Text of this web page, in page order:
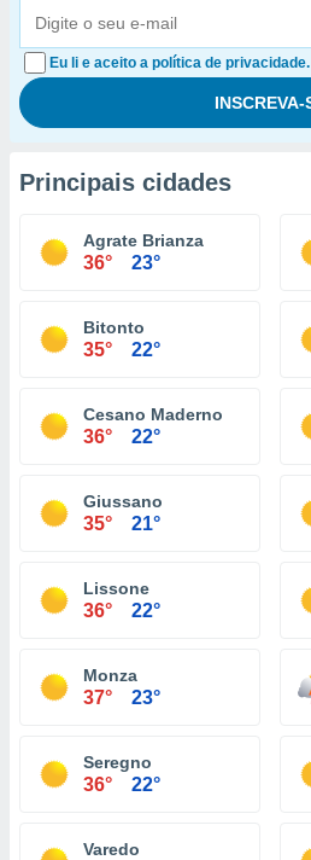
Eu li e aceito a política de privacidade.
Principais cidades
Agrate Brianza
36° 23°
Bitonto
35° 22°
Cesano Maderno
36° 22°
Giussano
35° 21°
Lissone
36° 22°
Monza
37° 23°
Seregno
36° 22°
Varedo